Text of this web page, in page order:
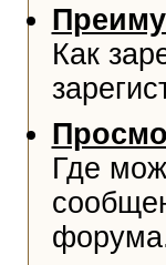
Как
Где